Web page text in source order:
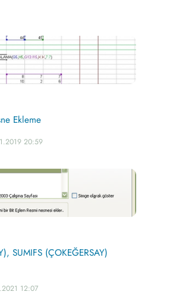
Ekleme
20:59
SUMIFS (ÇOKEĞERSAY)
12:07